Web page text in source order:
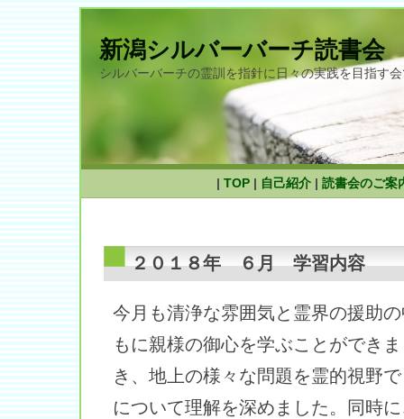
新潟シルバーバーチ読書会
シルバーバーチの霊訓を指針に日々の実践を目指す
| TOP | 自己紹介 | 読書会のご案
２０１８年 ６月 学習内容
今月も清浄な雰囲気と霊界の援助
もに親様の御心を学ぶことができ
き、地上の様々な問題を霊的視野
について理解を深めました。同時